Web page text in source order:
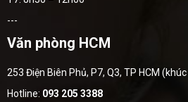
---
Văn phòng HCM
253 Điện Biên Phủ, P7, Q3, TP HCM
Hotline: 093 205 3388